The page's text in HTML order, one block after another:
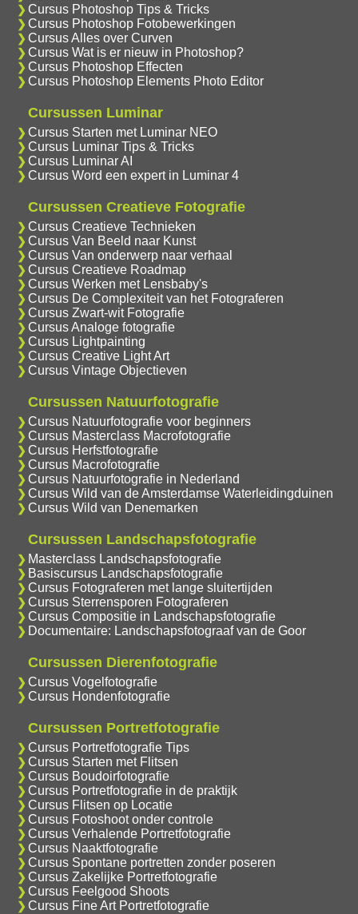
Cursus Photoshop Tips & Tricks
Cursus Photoshop Fotobewerkingen
Cursus Alles over Curven
Cursus Wat is er nieuw in Photoshop?
Cursus Photoshop Effecten
Cursus Photoshop Elements Photo Editor
Cursussen Luminar
Cursus Starten met Luminar NEO
Cursus Luminar Tips & Tricks
Cursus Luminar AI
Cursus Word een expert in Luminar 4
Cursussen Creatieve Fotografie
Cursus Creatieve Technieken
Cursus Van Beeld naar Kunst
Cursus Van onderwerp naar verhaal
Cursus Creatieve Roadmap
Cursus Werken met Lensbaby's
Cursus De Complexiteit van het Fotograferen
Cursus Zwart-wit Fotografie
Cursus Analoge fotografie
Cursus Lightpainting
Cursus Creative Light Art
Cursus Vintage Objectieven
Cursussen Natuurfotografie
Cursus Natuurfotografie voor beginners
Cursus Masterclass Macrofotografie
Cursus Herfstfotografie
Cursus Macrofotografie
Cursus Natuurfotografie in Nederland
Cursus Wild van de Amsterdamse Waterleidingduinen
Cursus Wild van Denemarken
Cursussen Landschapsfotografie
Masterclass Landschapsfotografie
Basiscursus Landschapsfotografie
Cursus Fotograferen met lange sluitertijden
Cursus Sterrensporen Fotograferen
Cursus Compositie in Landschapsfotografie
Documentaire: Landschapsfotograaf van de Goor
Cursussen Dierenfotografie
Cursus Vogelfotografie
Cursus Hondenfotografie
Cursussen Portretfotografie
Cursus Portretfotografie Tips
Cursus Starten met Flitsen
Cursus Boudoirfotografie
Cursus Portretfotografie in de praktijk
Cursus Flitsen op Locatie
Cursus Fotoshoot onder controle
Cursus Verhalende Portretfotografie
Cursus Naaktfotografie
Cursus Spontane portretten zonder poseren
Cursus Zakelijke Portretfotografie
Cursus Feelgood Shoots
Cursus Fine Art Portretfotografie